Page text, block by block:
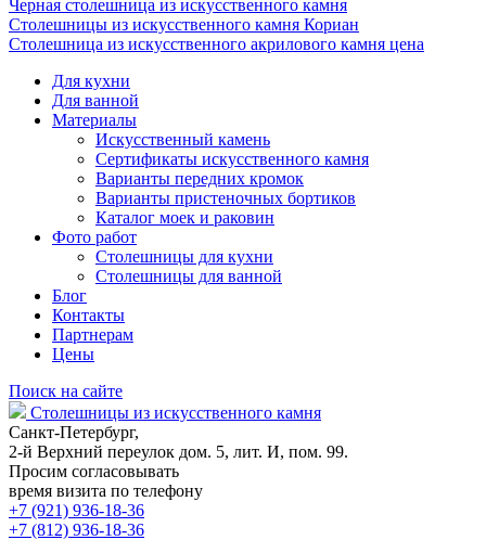
Черная столешница из искусственного камня
Столешницы из искусственного камня Кориан
Столешница из искусственного акрилового камня цена
Для кухни
Для ванной
Материалы
Искусственный камень
Сертификаты искусственного камня
Варианты передних кромок
Варианты пристеночных бортиков
Каталог моек и раковин
Фото работ
Столешницы для кухни
Столешницы для ванной
Блог
Контакты
Партнерам
Цены
Поиск на сайте
Столешницы из искусственного камня
Санкт-Петербург,
2-й Верхний переулок дом. 5, лит. И, пом. 99.
Просим согласовывать
время визита по телефону
+7 (921) 936-18-36
+7 (812) 936-18-36